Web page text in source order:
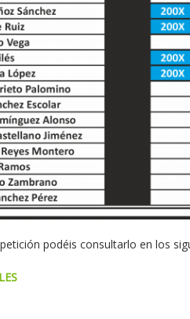
podéis consultarlo en los